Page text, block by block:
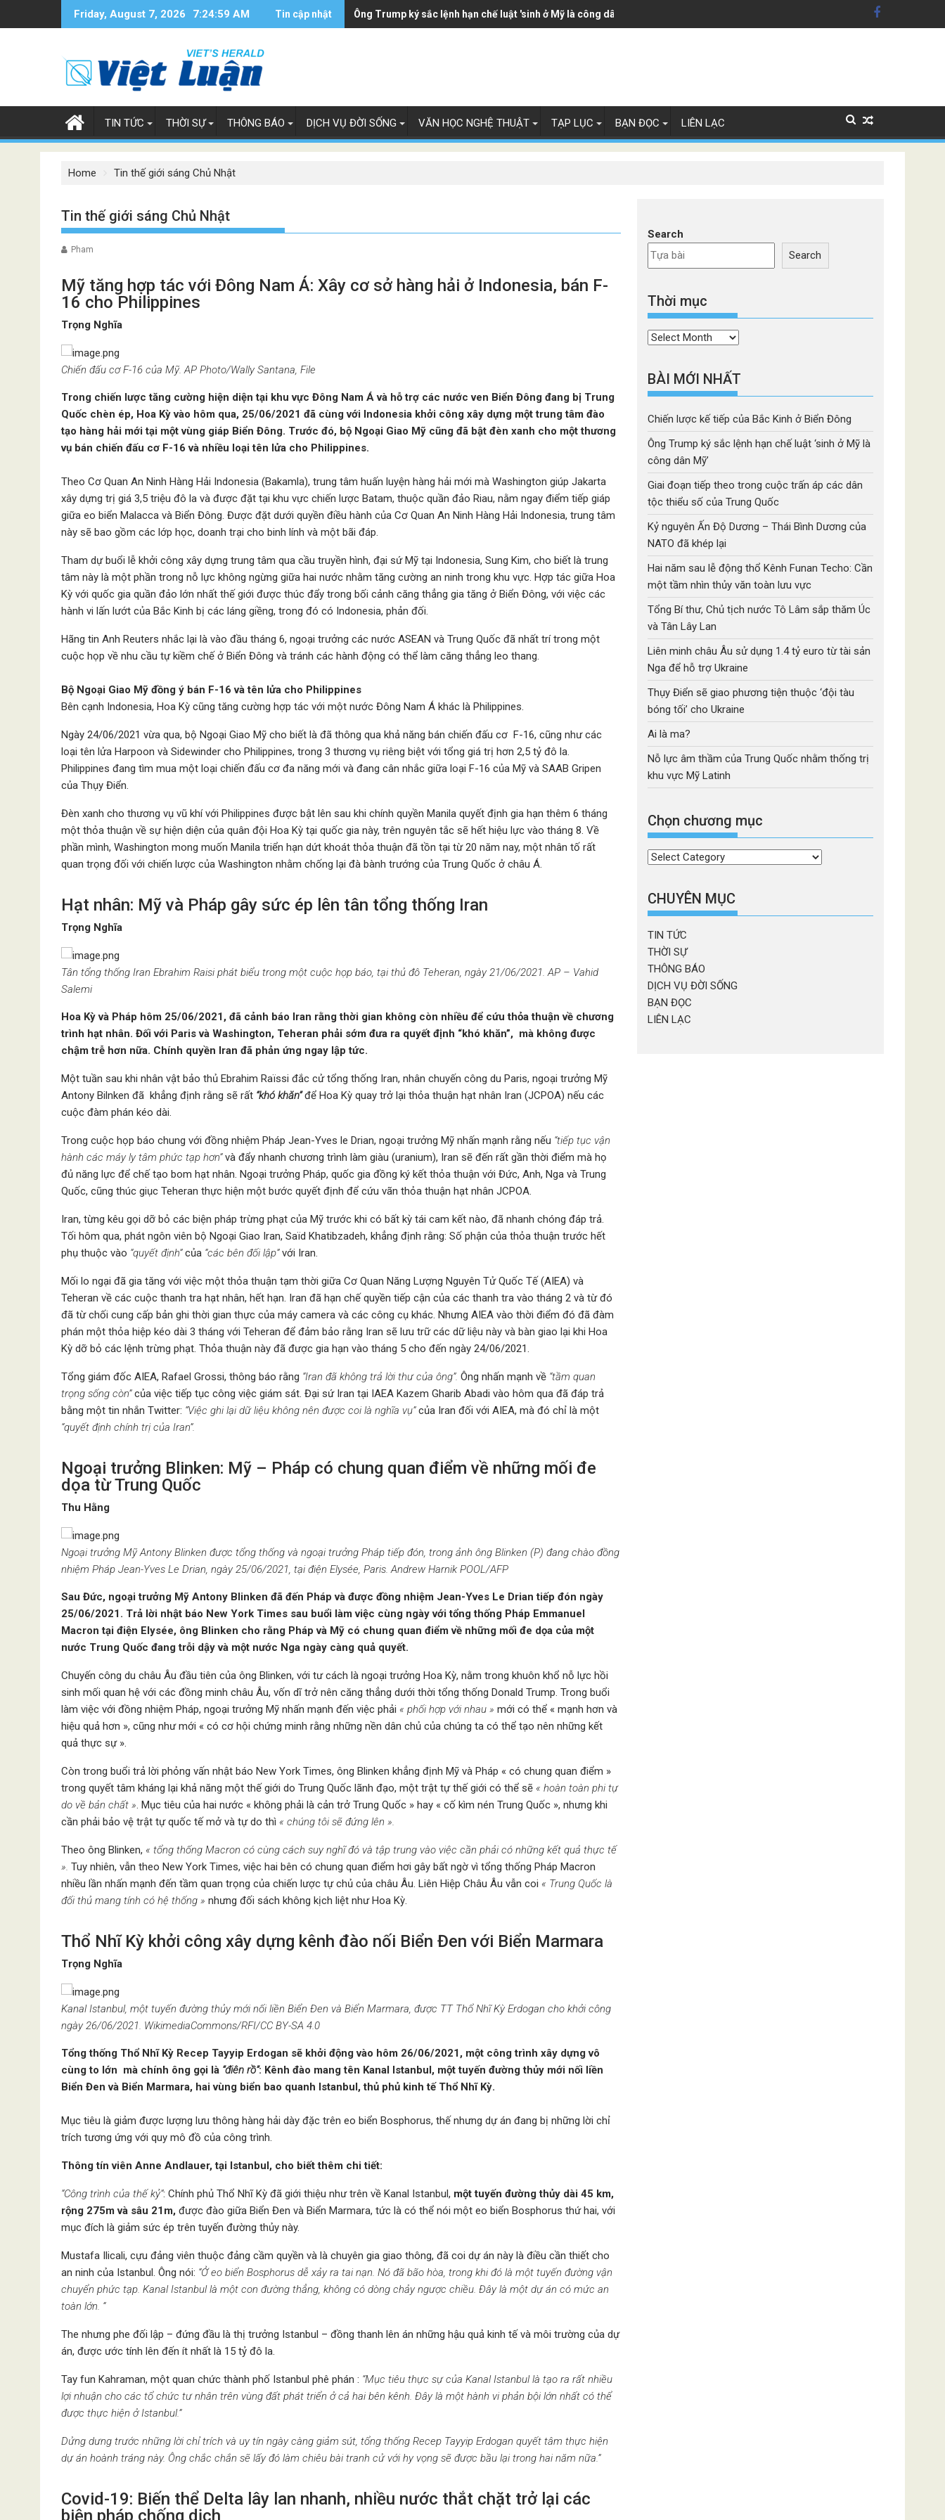
Friday, August 7, 2026 7:25:00 AM Tin cập nhật Ông Trump ký sắc lệnh hạn chế luật 'sinh ở Mỹ là công dân Mỹ'
TIN TỨC THỜI SỰ THÔNG BÁO DỊCH VỤ ĐỜI SỐNG VĂN HỌC NGHỆ THUẬT TẠP LỤC BẠN ĐỌC LIÊN LẠC
Home Tin thế giới sáng Chủ Nhật
Tin thế giới sáng Chủ Nhật
Pham
Mỹ tăng hợp tác với Đông Nam Á: Xây cơ sở hàng hải ở Indonesia, bán F-
16 cho Philippines
Trọng Nghĩa
Chiến đấu cơ F-16 của Mỹ. AP Photo/Wally Santana, File
Trong chiến lược tăng cường hiện diện tại khu vực Đông Nam Á và hỗ trợ các nước ven Biển Đông đang bị Trung
Quốc chèn ép, Hoa Kỳ vào hôm qua, 25/06/2021 đã cùng với Indonesia khởi công xây dựng một trung tâm đào
tạo hàng hải mới tại một vùng giáp Biển Đông. Trước đó, bộ Ngoại Giao Mỹ cũng đã bật đèn xanh cho một thương
vụ bán chiến đấu cơ F-16 và nhiều loại tên lửa cho Philippines.
Theo Cơ Quan An Ninh Hàng Hải Indonesia (Bakamla), trung tâm huấn luyện hàng hải mới mà Washington giúp Jakarta
xây dựng trị giá 3,5 triệu đô la và được đặt tại khu vực chiến lược Batam, thuộc quần đảo Riau, nằm ngay điểm tiếp giáp
giữa eo biển Malacca và Biển Đông. Được đặt dưới quyền điều hành của Cơ Quan An Ninh Hàng Hải Indonesia, trung tâm
này sẽ bao gồm các lớp học, doanh trại cho binh lính và một bãi đáp.
Tham dự buổi lễ khởi công xây dựng trung tâm qua cầu truyền hình, đại sứ Mỹ tại Indonesia, Sung Kim, cho biết là trung
tâm này là một phần trong nỗ lực không ngừng giữa hai nước nhằm tăng cường an ninh trong khu vực. Hợp tác giữa Hoa
Kỳ với quốc gia quần đảo lớn nhất thế giới được thúc đẩy trong bối cảnh căng thẳng gia tăng ở Biển Đông, với việc các
hành vi lấn lướt của Bắc Kinh bị các láng giềng, trong đó có Indonesia, phản đối.
Hãng tin Anh Reuters nhắc lại là vào đầu tháng 6, ngoại trưởng các nước ASEAN và Trung Quốc đã nhất trí trong một
cuộc họp về nhu cầu tự kiềm chế ở Biển Đông và tránh các hành động có thể làm căng thẳng leo thang.
Bộ Ngoại Giao Mỹ đồng ý bán F-16 và tên lửa cho Philippines
Bên cạnh Indonesia, Hoa Kỳ cũng tăng cường hợp tác với một nước Đông Nam Á khác là Philippines.
Ngày 24/06/2021 vừa qua, bộ Ngoại Giao Mỹ cho biết là đã thông qua khả năng bán chiến đấu cơ F-16, cũng như các
loại tên lửa Harpoon và Sidewinder cho Philippines, trong 3 thương vụ riêng biệt với tổng giá trị hơn 2,5 tỷ đô la.
Philippines đang tìm mua một loại chiến đấu cơ đa năng mới và đang cân nhắc giữa loại F-16 của Mỹ và SAAB Gripen
của Thụy Điển.
Đèn xanh cho thương vụ vũ khí với Philippines được bật lên sau khi chính quyền Manila quyết định gia hạn thêm 6 tháng
một thỏa thuận về sự hiện diện của quân đội Hoa Kỳ tại quốc gia này, trên nguyên tắc sẽ hết hiệu lực vào tháng 8. Về
phần mình, Washington mong muốn Manila triển hạn dứt khoát thỏa thuận đã tồn tại từ 20 năm nay, một nhân tố rất
quan trọng đối với chiến lược của Washington nhằm chống lại đà bành trướng của Trung Quốc ở châu Á.
Hạt nhân: Mỹ và Pháp gây sức ép lên tân tổng thống Iran
Trọng Nghĩa
Tân tổng thống Iran Ebrahim Raisi phát biểu trong một cuộc họp báo, tại thủ đô Teheran, ngày 21/06/2021. AP – Vahid
Salemi
Hoa Kỳ và Pháp hôm 25/06/2021, đã cảnh báo Iran rằng thời gian không còn nhiều để cứu thỏa thuận về chương
trình hạt nhân. Đối với Paris và Washington, Teheran phải sớm đưa ra quyết định “khó khăn”, mà không được
chậm trễ hơn nữa. Chính quyền Iran đã phản ứng ngay lập tức.
Một tuần sau khi nhân vật bảo thủ Ebrahim Raïssi đắc cử tổng thống Iran, nhân chuyến công du Paris, ngoại trưởng Mỹ
Antony Bilnken đã khẳng định rằng sẽ rất “khó khăn”để Hoa Kỳ quay trở lại thỏa thuận hạt nhân Iran (JCPOA) nếu các
cuộc đàm phán kéo dài.
Trong cuộc họp báo chung với đồng nhiệm Pháp Jean-Yves le Drian, ngoại trưởng Mỹ nhấn mạnh rằng nếu “tiếp tục vận
hành các máy ly tâm phức tạp hơn”và đẩy nhanh chương trình làm giàu (uranium), Iran sẽ đến rất gần thời điểm mà họ
đủ năng lực để chế tạo bom hạt nhân. Ngoại trưởng Pháp, quốc gia đồng ký kết thỏa thuận với Đức, Anh, Nga và Trung
Quốc, cũng thúc giục Teheran thực hiện một bước quyết định để cứu vãn thỏa thuận hạt nhân JCPOA.
Iran, từng kêu gọi dỡ bỏ các biện pháp trừng phạt của Mỹ trước khi có bất kỳ tái cam kết nào, đã nhanh chóng đáp trả.
Tối hôm qua, phát ngôn viên bộ Ngoại Giao Iran, Saïd Khatibzadeh, khẳng định rằng: Số phận của thỏa thuận trước hết
phụ thuộc vào “quyết định”của “các bên đối lập”với Iran.
Mối lo ngại đã gia tăng với việc một thỏa thuận tạm thời giữa Cơ Quan Năng Lượng Nguyên Tử Quốc Tế (AIEA) và
Teheran về các cuộc thanh tra hạt nhân, hết hạn. Iran đã hạn chế quyền tiếp cận của các thanh tra vào tháng 2 và từ đó
đã từ chối cung cấp bản ghi thời gian thực của máy camera và các công cụ khác. Nhưng AIEA vào thời điểm đó đã đàm
phán một thỏa hiệp kéo dài 3 tháng với Teheran để đảm bảo rằng Iran sẽ lưu trữ các dữ liệu này và bàn giao lại khi Hoa
Kỳ dỡ bỏ các lệnh trừng phạt. Thỏa thuận này đã được gia hạn vào tháng 5 cho đến ngày 24/06/2021.
Tổng giám đốc AIEA, Rafael Grossi, thông báo rằng “Iran đã không trả lời thư của ông”. Ông nhấn mạnh về “tầm quan
trọng sống còn”của việc tiếp tục công việc giám sát. Đại sứ Iran tại IAEA Kazem Gharib Abadi vào hôm qua đã đáp trả
bằng một tin nhắn Twitter: “Việc ghi lại dữ liệu không nên được coi là nghĩa vụ”của Iran đối với AIEA, mà đó chỉ là một
“quyết định chính trị của Iran”.
Ngoại trưởng Blinken: Mỹ – Pháp có chung quan điểm về những mối đe
dọa từ Trung Quốc
Thu Hằng
Ngoại trưởng Mỹ Antony Blinken được tổng thống và ngoại trưởng Pháp tiếp đón, trong ảnh ông Blinken (P) đang chào đồng
nhiệm Pháp Jean-Yves Le Drian, ngày 25/06/2021, tại điện Elysée, Paris. Andrew Harnik POOL/AFP
Sau Đức, ngoại trưởng Mỹ Antony Blinken đã đến Pháp và được đồng nhiệm Jean-Yves Le Drian tiếp đón ngày
25/06/2021. Trả lời nhật báo New York Times sau buổi làm việc cùng ngày với tổng thống Pháp Emmanuel
Macron tại điện Elysée, ông Blinken cho rằng Pháp và Mỹ có chung quan điểm về những mối đe dọa của một
nước Trung Quốc đang trỗi dậy và một nước Nga ngày càng quả quyết.
Chuyến công du châu Âu đầu tiên của ông Blinken, với tư cách là ngoại trưởng Hoa Kỳ, nằm trong khuôn khổ nỗ lực hồi
sinh mối quan hệ với các đồng minh châu Âu, vốn dĩ trở nên căng thẳng dưới thời tổng thống Donald Trump. Trong buổi
làm việc với đồng nhiệm Pháp, ngoại trưởng Mỹ nhấn mạnh đến việc phải « phối hợp với nhau » mới có thể « mạnh hơn và
hiệu quả hơn », cũng như mới « có cơ hội chứng minh rằng những nền dân chủ của chúng ta có thể tạo nên những kết
quả thực sự ».
Còn trong buổi trả lời phỏng vấn nhật báo New York Times, ông Blinken khẳng định Mỹ và Pháp « có chung quan điểm »
trong quyết tâm kháng lại khả năng một thế giới do Trung Quốc lãnh đạo, một trật tự thế giới có thể sẽ « hoàn toàn phi tự
do về bản chất ». Mục tiêu của hai nước « không phải là cản trở Trung Quốc » hay « cố kìm nén Trung Quốc », nhưng khi
cần phải bảo vệ trật tự quốc tế mở và tự do thì « chúng tôi sẽ đứng lên ».
Theo ông Blinken, « tổng thống Macron có cùng cách suy nghĩ đó và tập trung vào việc cần phải có những kết quả thực tế
». Tuy nhiên, vẫn theo New York Times, việc hai bên có chung quan điểm hơi gây bất ngờ vì tổng thống Pháp Macron
nhiều lần nhấn mạnh đến tầm quan trọng của chiến lược tự chủ của châu Âu. Liên Hiệp Châu Âu vẫn coi « Trung Quốc là
đối thủ mang tính có hệ thống » nhưng đối sách không kịch liệt như Hoa Kỳ.
Thổ Nhĩ Kỳ khởi công xây dựng kênh đào nối Biển Đen với Biển Marmara
Trọng Nghĩa
Kanal Istanbul, một tuyến đường thủy mới nối liền Biển Đen và Biển Marmara, được TT Thổ Nhĩ Kỳ Erdogan cho khởi công
ngày 26/06/2021. WikimediaCommons/RFI/CC BY-SA 4.0
Tổng thống Thổ Nhĩ Kỳ Recep Tayyip Erdogan sẽ khởi động vào hôm 26/06/2021, một công trình xây dựng vô
cùng to lớn mà chính ông gọi là “điên rồ”: Kênh đào mang tên Kanal Istanbul, một tuyến đường thủy mới nối liền
Biển Đen và Biển Marmara, hai vùng biển bao quanh Istanbul, thủ phủ kinh tế Thổ Nhĩ Kỳ.
Mục tiêu là giảm được lượng lưu thông hàng hải dày đặc trên eo biển Bosphorus, thế nhưng dự án đang bị những lời chỉ
trích tương ứng với quy mô đồ của công trình.
Thông tín viên Anne Andlauer, tại Istanbul, cho biết thêm chi tiết:
“Công trình của thế kỷ”: Chính phủ Thổ Nhĩ Kỳ đã giới thiệu như trên về Kanal Istanbul, một tuyến đường thủy dài 45 km,
rộng 275m và sâu 21m, được đào giữa Biển Đen và Biển Marmara, tức là có thể nói một eo biển Bosphorus thứ hai, với
mục đích là giảm sức ép trên tuyến đường thủy này.
Mustafa Ilicali, cựu đảng viên thuộc đảng cầm quyền và là chuyên gia giao thông, đã coi dự án này là điều cần thiết cho
an ninh của Istanbul. Ông nói: “Ở eo biển Bosphorus dễ xảy ra tai nạn. Nó đã bão hòa, trong khi đó là một tuyến đường vận
chuyển phức tạp. Kanal Istanbul là một con đường thẳng, không có dòng chảy ngược chiều. Đây là một dự án có mức an
toàn lớn. “
The nhưng phe đối lập – đứng đầu là thị trưởng Istanbul – đồng thanh lên án những hậu quả kinh tế và môi trường của dự
án, được ước tính lên đến ít nhất là 15 tỷ đô la.
Tay fun Kahraman, một quan chức thành phố Istanbul phê phán : “Mục tiêu thực sự của Kanal Istanbul là tạo ra rất nhiều
lợi nhuận cho các tổ chức tư nhân trên vùng đất phát triển ở cả hai bên kênh. Đây là một hành vi phản bội lớn nhất có thể
được thực hiện ở Istanbul.”
Dửng dưng trước những lời chỉ trích và uy tín ngày càng giảm sút, tổng thống Recep Tayyip Erdogan quyết tâm thực hiện
dự án hoành tráng này. Ông chắc chắn sẽ lấy đó làm chiêu bài tranh cử với hy vọng sẽ được bầu lại trong hai năm nữa.”
Covid-19: Biến thể Delta lây lan nhanh, nhiều nước thắt chặt trở lại các
biện pháp chống dịch
Search
Search
Thời mục
Thời
BÀI MỚI NHẤT
Chiến lược kế tiếp của Bắc Kinh ở Biển Đông
Ông Trump ký sắc lệnh hạn chế luật ‘sinh ở Mỹ là
công dân Mỹ’
Giai đoạn tiếp theo trong cuộc trấn áp các dân
tộc thiểu số của Trung Quốc
Kỷ nguyên Ấn Độ Dương – Thái Bình Dương của
NATO đã khép lại
Hai năm sau lễ động thổ Kênh Funan Techo: Cần
một tầm nhìn thủy văn toàn lưu vực
Tổng Bí thư, Chủ tịch nước Tô Lâm sắp thăm Úc
và Tân Lây Lan
Liên minh châu Âu sử dụng 1.4 tỷ euro từ tài sản
Nga để hỗ trợ Ukraine
Thụy Điển sẽ giao phương tiện thuộc ‘đội tàu
bóng tối’ cho Ukraine
Ai là ma?
Nỗ lực âm thầm của Trung Quốc nhằm thống trị
khu vực Mỹ Latinh
Chọn chương mục
Chọn
mục
CHUYÊN MỤC
TIN TỨC
THỜI SỰ
THÔNG BÁO
DỊCH VỤ ĐỜI SỐNG
BẠN ĐỌC
LIÊN LẠC